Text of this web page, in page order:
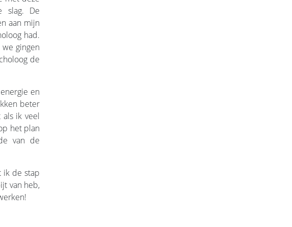
slag. De
aan mijn
had.
gingen
de
en
beter
ik veel
het plan
van de
ik de stap
van heb,